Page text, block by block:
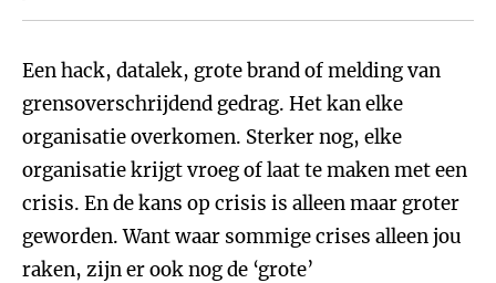
Een hack, datalek, grote brand of melding van
grensoverschrijdend gedrag. Het kan elke
organisatie overkomen. Sterker nog, elke
organisatie krijgt vroeg of laat te maken met een
crisis. En de kans op crisis is alleen maar groter
geworden. Want waar sommige crises alleen jou
raken, zijn er ook nog de ‘grote’